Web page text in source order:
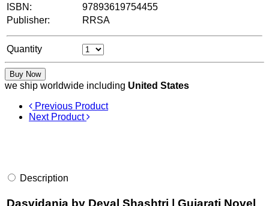
ISBN:
97893619754455
Publisher:
RRSA
Quantity
Buy Now
we ship worldwide including United States
Previous Product
Next Product
Description
Dasvidania by Deval Shashtri | Gujarati Novel